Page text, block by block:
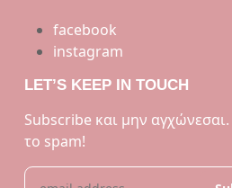
facebook
instagram
LET’S KEEP IN TOUCH
Subscribe και μην
το spam!